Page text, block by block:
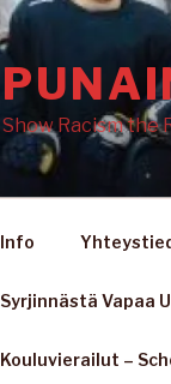
Show Racism the
Info
Syrjinnästä Vapaa
Kouluvierailut –